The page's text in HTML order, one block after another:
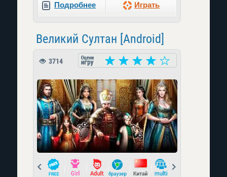
Подробнее Играть
Великий Султан [Android]
3714
Prev